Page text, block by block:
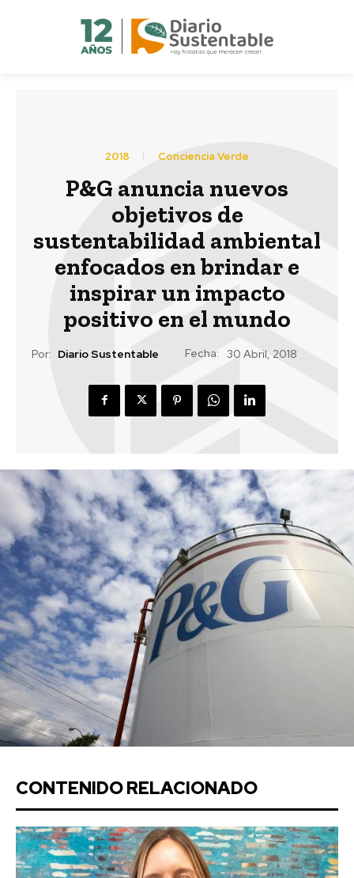
2018 Conciencia Verde
P&G anuncia nuevos
objetivos de
sustentabilidad ambiental
enfocados en brindar e
inspirar un impacto
positivo en el mundo
Por: Diario Sustentable Fecha: 30 Abril, 2018
CONTENIDO RELACIONADO